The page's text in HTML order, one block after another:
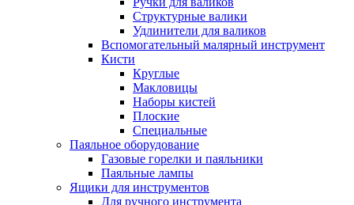
Структурные валики
Удлинители для валиков
Вспомогательный малярный инструмент
Кисти
Круглые
Макловицы
Наборы кистей
Плоские
Специальные
Паяльное оборудование
Газовые горелки и паяльники
Паяльные лампы
Ящики для инструментов
Для ручного инструмента